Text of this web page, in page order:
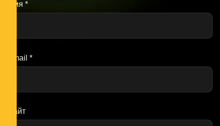
Имя *
Email *
Сайт